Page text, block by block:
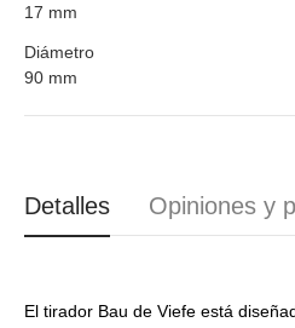
17 mm
Diámetro
90 mm
Detalles Opiniones y
El tirador Bau de Viefe está